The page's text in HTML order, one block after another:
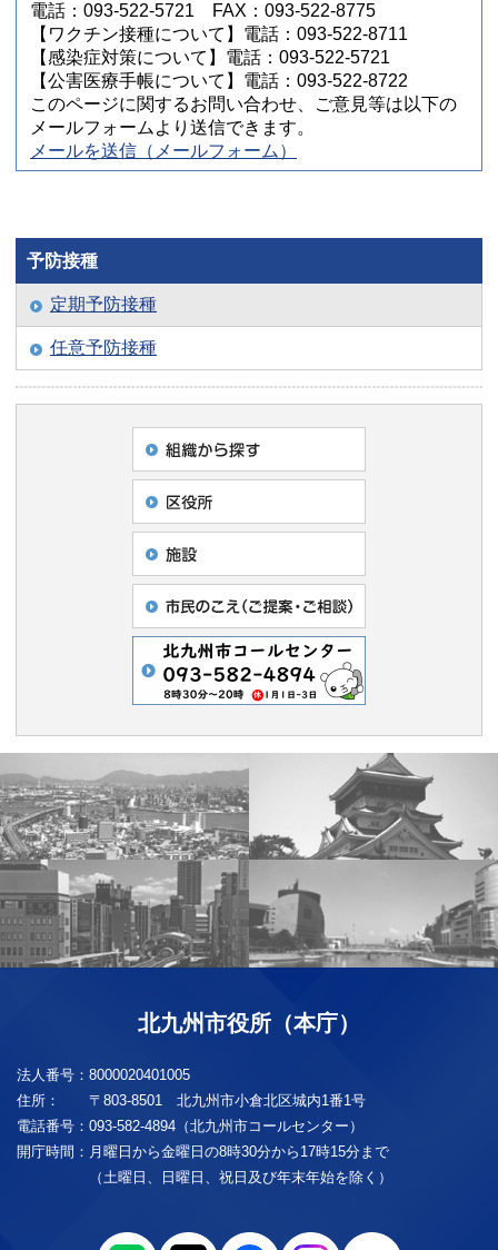
電話：093-522-5721 FAX：093-522-8775
【ワクチン接種について】電話：093-522-8711
【感染症対策について】電話：093-522-5721
【公害医療手帳について】電話：093-522-8722
このページに関するお問い合わせ、ご意見等は以下の
メールフォームより送信できます。
メールを送信（メールフォーム）
予防接種
定期予防接種
任意予防接種
北九州市役所（本庁）
法人番号： 8000020401005
住所：
〒803-8501 北九州市小倉北区城内1番1号
電話番号： 093-582-4894（北九州市コールセンター）
開庁時間： 月曜日から金曜日の8時30分から17時15分まで
（土曜日、日曜日、祝日及び年末年始を除く）